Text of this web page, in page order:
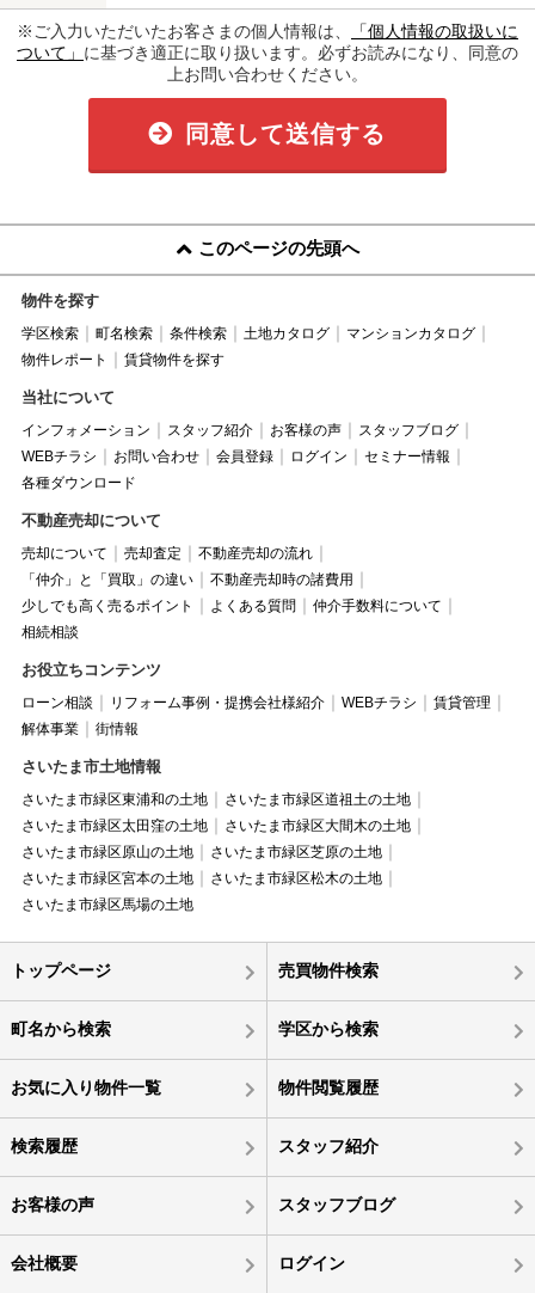
※ご入力いただいたお客さまの個人情報は、
「個人情報の取扱いに
ついて」 に基づき適正に取り扱います。必ずお読みになり、同意の
上お問い合わせください。
同意して送信する
このページの先頭へ
物件を探す
学区検索 町名検索 条件検索 土地カタログ
マンションカタログ
物件レポート
賃貸物件を探す
当社について
インフォメーション スタッフ紹介 お客様の声
スタッフブログ
WEBチラシ
お問い合わせ 会員登録 ログイン
セミナー情報
各種ダウンロード
不動産売却について
売却について 売却査定
不動産売却の流れ
「仲介」と「買取」の違い
不動産売却時の諸費用
少しでも高く売るポイント
よくある質問
仲介手数料について
相続相談
お役立ちコンテンツ
ローン相談 リフォーム事例・提携会社様紹介 WEBチラシ
賃貸管理
解体事業
街情報
さいたま市土地情報
さいたま市緑区東浦和の土地
さいたま市緑区道祖土の土地
さいたま市緑区太田窪の土地
さいたま市緑区大間木の土地
さいたま市緑区原山の土地
さいたま市緑区芝原の土地
さいたま市緑区宮本の土地
さいたま市緑区松木の土地
さいたま市緑区馬場の土地
トップページ 売買物件検索
町名から検索 学区から検索
お気に入り物件一覧 物件閲覧履歴
検索履歴 スタッフ紹介
お客様の声 スタッフブログ
会社概要 ログイン